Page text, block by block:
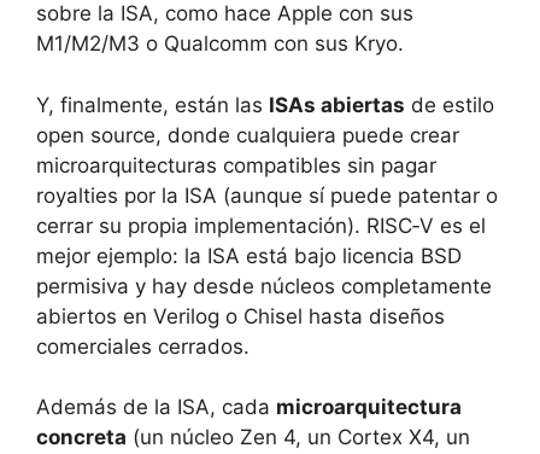
sobre la ISA, como hace Apple con sus
M1/M2/M3 o Qualcomm con sus Kryo.
Y, finalmente, están las ISAs abiertas de estilo
open source, donde cualquiera puede crear
microarquitecturas compatibles sin pagar
royalties por la ISA (aunque sí puede patentar o
cerrar su propia implementación). RISC‑V es el
mejor ejemplo: la ISA está bajo licencia BSD
permisiva y hay desde núcleos completamente
abiertos en Verilog o Chisel hasta diseños
comerciales cerrados.
Además de la ISA, cada microarquitectura
concreta (un núcleo Zen 4, un Cortex X4, un